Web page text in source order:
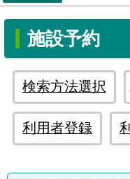
施設予約
検索方法選択
利用者登録